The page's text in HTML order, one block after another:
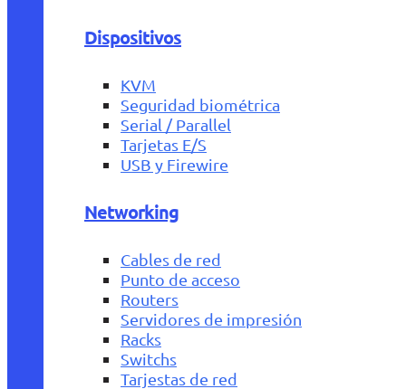
Dispositivos
KVM
Seguridad biométrica
Serial / Parallel
Tarjetas E/S
USB y Firewire
Networking
Cables de red
Punto de acceso
Routers
Servidores de impresión
Racks
Switchs
Tarjestas de red